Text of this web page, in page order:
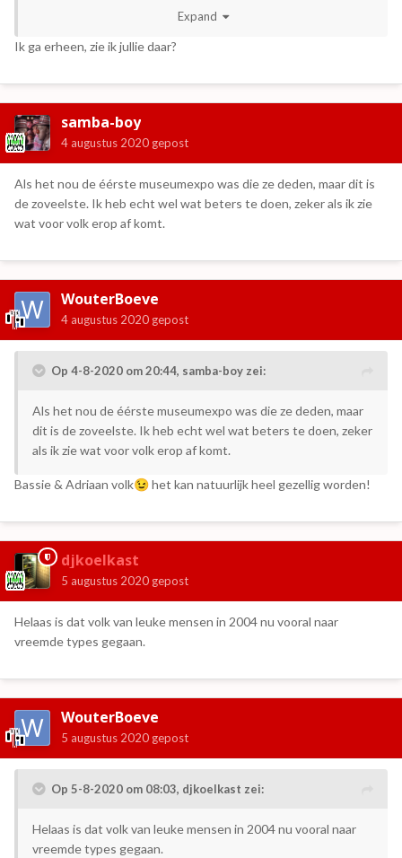
Expand
Ik ga erheen, zie ik jullie daar?
samba-boy
4 augustus 2020 gepost
Als het nou de éérste museumexpo was die ze deden, maar dit is
de zoveelste. Ik heb echt wel wat beters te doen, zeker als ik zie
wat voor volk erop af komt.
WouterBoeve
4 augustus 2020 gepost
Op 4-8-2020 om 20:44, samba-boy zei:
Als het nou de éérste museumexpo was die ze deden, maar
dit is de zoveelste. Ik heb echt wel wat beters te doen, zeker
als ik zie wat voor volk erop af komt.
Bassie & Adriaan volk😉het kan natuurlijk heel gezellig worden!
djkoelkast
5 augustus 2020 gepost
Helaas is dat volk van leuke mensen in 2004 nu vooral naar
vreemde types gegaan.
WouterBoeve
5 augustus 2020 gepost
Op 5-8-2020 om 08:03, djkoelkast zei:
Helaas is dat volk van leuke mensen in 2004 nu vooral naar
vreemde types gegaan.